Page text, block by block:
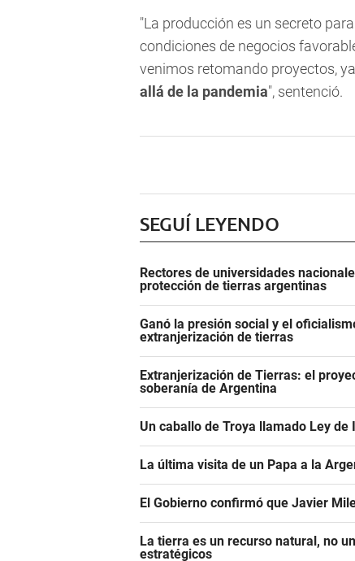
"La producción es un secreto
condiciones de negocios
venimos retomando proyectos,
allá de la pandemia", sentenció.
SEGUÍ LEYENDO
Rectores de universidades
protección de tierras argentinas
Ganó la presión social y el
extranjerización de tierras
Extranjerización de Tierras: el
soberanía de Argentina
Un caballo de Troya llamado Ley
La última visita de un Papa a la
El Gobierno confirmó que Javier
La tierra es un recurso natural, no
estratégicos